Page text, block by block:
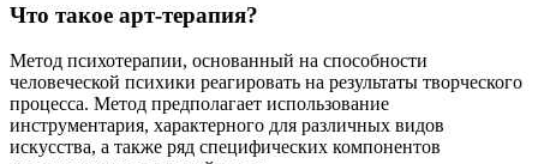
копии)
Что такое арт-терапия?
Метод психотерапии, основанный на способности
человеческой психики реагировать на результаты творческого
процесса. Метод предполагает использование
инструментария, характерного для различных видов
искусства, а также ряд специфических компонентов